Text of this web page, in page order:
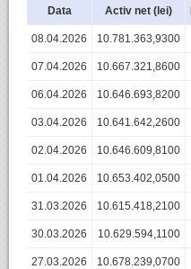
Data Activ net (lei)
08.04.2026 10.781.363,9300
07.04.2026 10.667.321,8600
06.04.2026 10.646.693,8200
03.04.2026 10.641.642,2600
02.04.2026 10.646.609,8100
01.04.2026 10.653.402,0500
31.03.2026 10.615.418,2100
30.03.2026 10.629.594,1100
27.03.2026 10.678.239,0700